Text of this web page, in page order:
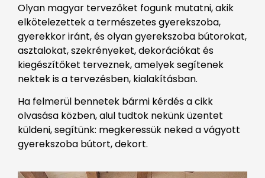
Olyan magyar tervezőket fogunk mutatni, akik
elkötelezettek a természetes gyerekszoba,
gyerekkor iránt, és olyan gyerekszoba bútorokat,
asztalokat, szekrényeket, dekorációkat és
kiegészítőket terveznek, amelyek segítenek
nektek is a tervezésben, kialakításban.
Ha felmerül bennetek bármi kérdés a cikk
olvasása közben, alul tudtok nekünk üzentet
küldeni, segítünk: megkeressük neked a vágyott
gyerekszoba bútort, dekort.